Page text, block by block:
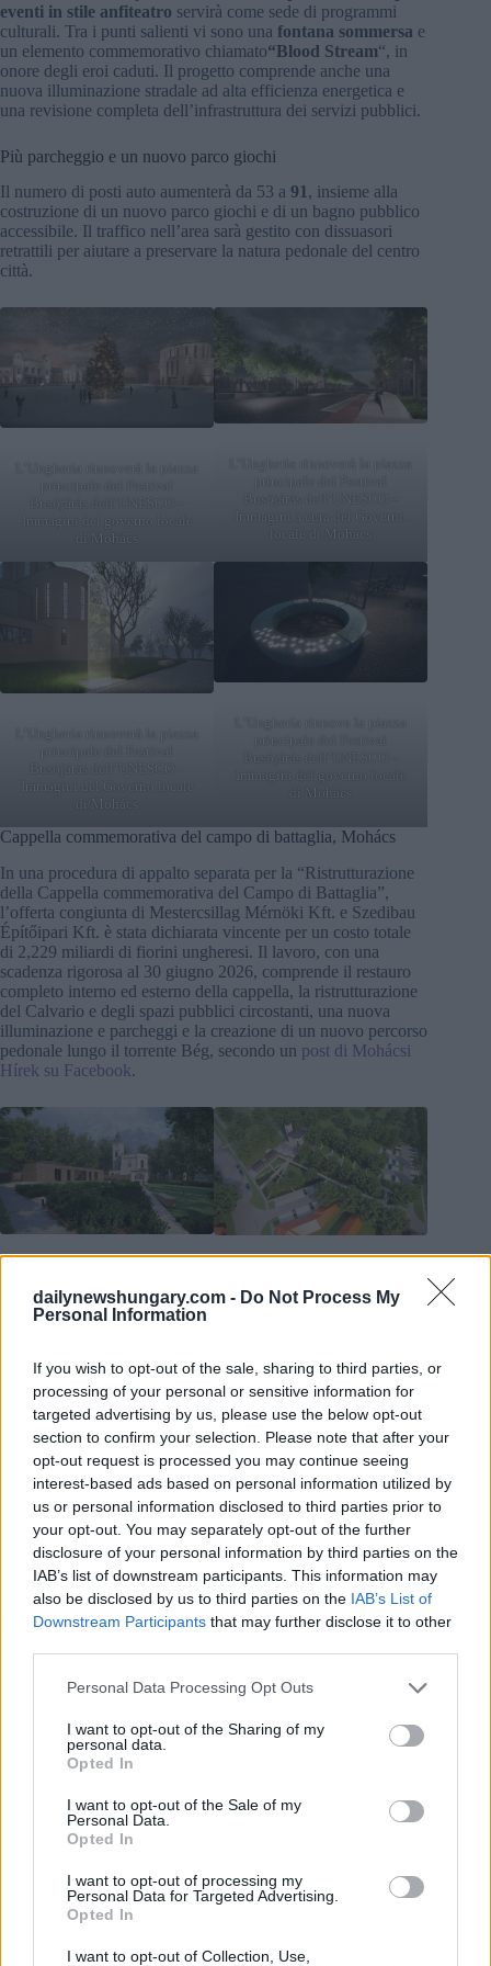
dailynewshungary.com - Do Not Process My
Personal Information
If you wish to opt-out of the sale, sharing to third parties, or
processing of your personal or sensitive information for
targeted advertising by us, please use the below opt-out
section to confirm your selection. Please note that after your
opt-out request is processed you may continue seeing
interest-based ads based on personal information utilized by
us or personal information disclosed to third parties prior to
your opt-out. You may separately opt-out of the further
disclosure of your personal information by third parties on the
IAB’s list of downstream participants. This information may
also be disclosed by us to third parties on the IAB’s List of
Downstream Participants that may further disclose it to other
Please note that this website/app uses one or more Google
not limited to your visit or usage behaviour. You may click to
grant or deny consent to Google and its third-party tags to
use your data for below specified purposes in below Google
consent section.
Personal Data Processing Opt Outs
I want to opt-out of the Sharing of my
personal data.
Opted In
I want to opt-out of the Sale of my
Personal Data.
Opted In
I want to opt-out of processing my
Personal Data for Targeted Advertising.
Opted In
I want to opt-out of Collection, Use,
eventi in stile anfiteatro servirà come sede di programmi
culturali. Tra i punti salienti vi sono una fontana sommersa e
un elemento commemorativo chiamato“Blood Stream“, in
onore degli eroi caduti. Il progetto comprende anche una
nuova illuminazione stradale ad alta efficienza energetica e
una revisione completa dell’infrastruttura dei servizi pubblici.
Più parcheggio e un nuovo parco giochi
Il numero di posti auto aumenterà da 53 a 91 , insieme alla
costruzione di un nuovo parco giochi e di un bagno pubblico
accessibile. Il traffico nell’area sarà gestito con dissuasori
retrattili per aiutare a preservare la natura pedonale del centro
città.
Busójárás dell’UNESCO –
Immagini del governo locale
di Mohács
Busójárás dell’UNESCO –
Immagini a cura del Governo
locale di Mohács
Busójárás dell’UNESCO –
Immagini del Governo locale
di Mohács
Busójárás dell’UNESCO –
Immagini del governo locale
di Mohács
Cappella commemorativa del campo di battaglia, Mohács
In una procedura di appalto separata per la “Ristrutturazione
della Cappella commemorativa del Campo di Battaglia”,
l’offerta congiunta di Mestercsillag Mérnöki Kft. e Szedibau
Építőipari Kft. è stata dichiarata vincente per un costo totale
di 2,229 miliardi di fiorini ungheresi. Il lavoro, con una
scadenza rigorosa al 30 giugno 2026, comprende il restauro
completo interno ed esterno della cappella, la ristrutturazione
del Calvario e degli spazi pubblici circostanti, una nuova
illuminazione e parcheggi e la creazione di un nuovo percorso
pedonale lungo il torrente Bég, secondo un post di Mohácsi
Hírek su Facebook.
campo di battaglia, Mohács
campo di battaglia, Mohács
Cappella commemorativa del campo di battaglia, Mohács
Il sindaco Gábor Pávkovics ha precedentemente sottolineato
che l’obiettivo della ricostruzione è quello di creare un
centro
cittadino sostenibile e moderno che preservi anche la sua
atmosfera storica , servendo come luogo degno sia per la vita
quotidiana che per gli eventi di festa. Lo sviluppo è una
, che segna un nuovo capitolo nella storia della città.
legga anche–
mare è stato completato!